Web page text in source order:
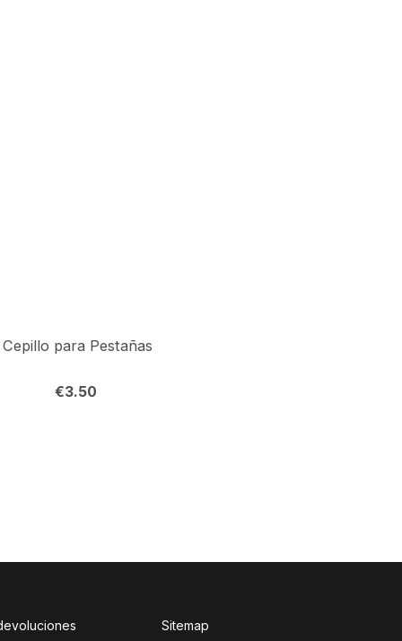
Cepillo para Pestañas
€3.50
Sitemap